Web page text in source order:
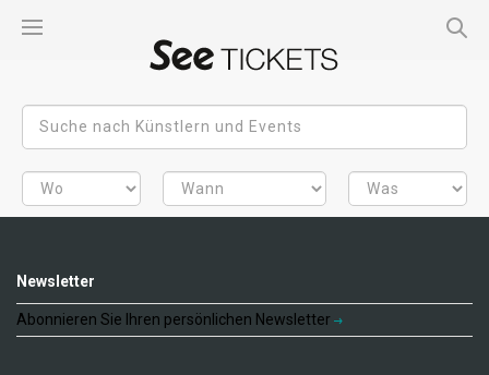
Newsletter
Abonnieren Sie Ihren persönlichen Newsletter